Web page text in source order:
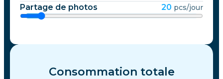
Partage de photos 20 pcs/jour
Consommation totale